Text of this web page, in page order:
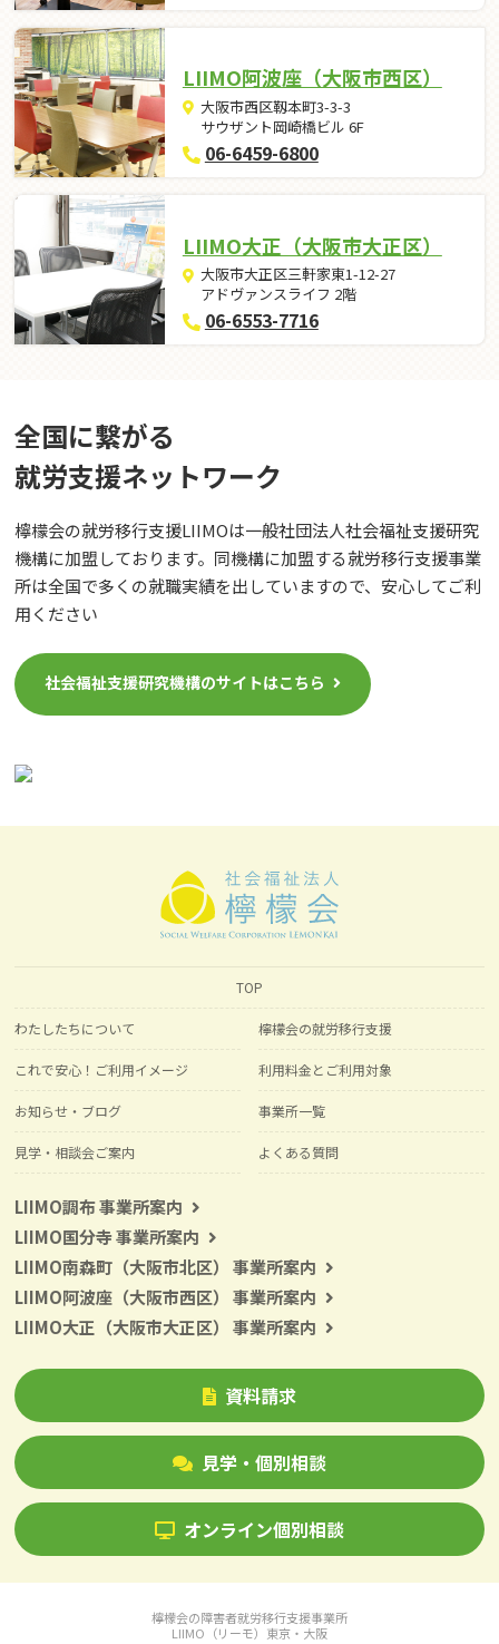
LIIMO阿波座（大阪市西区）
大阪市西区靱本町3-3-3
サウザント岡崎橋ビル 6F
06-6459-6800
LIIMO大正（大阪市大正区）
大阪市大正区三軒家東1-12-27
アドヴァンスライフ 2階
06-6553-7716
全国に繋がる
就労⽀援ネットワーク
檸檬会の就労移行支援LIIMOは一般社団法人社会福祉支援研究
機構に加盟しております。同機構に加盟する就労移行支援事業
所は全国で多くの就職実績を出していますので、安心してご利
用ください
社会福祉支援研究機構のサイトはこちら
TOP
わたしたちについて 檸檬会の就労移行支援
これで安心！ご利用イメージ 利用料金とご利用対象
お知らせ・ブログ 事業所一覧
見学・相談会ご案内 よくある質問
LIIMO調布 事業所案内
LIIMO国分寺 事業所案内
LIIMO南森町（大阪市北区） 事業所案内
LIIMO阿波座（大阪市西区） 事業所案内
LIIMO大正（大阪市大正区） 事業所案内
資料請求
見学・個別相談
オンライン個別相談
檸檬会の障害者就労移行支援事業所
LIIMO（リーモ）東京・大阪